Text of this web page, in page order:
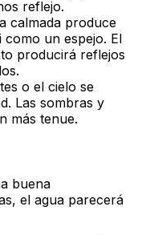
reflejo.
calmada produce
un espejo. El
producirá reflejos
o el cielo se
Las sombras y
más tenue.
buena
el agua parecerá